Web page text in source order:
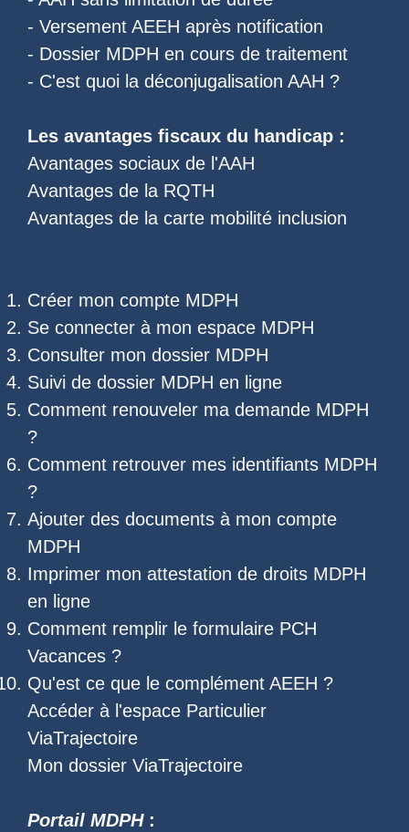
- Versement AEEH après notification
- Dossier MDPH en cours de traitement
- C'est quoi la déconjugalisation AAH ?
Les avantages fiscaux du handicap :
Avantages sociaux de l'AAH
Avantages de la RQTH
Avantages de la carte mobilité inclusion
Créer mon compte MDPH
Se connecter à mon espace MDPH
Consulter mon dossier MDPH
Suivi de dossier MDPH en ligne
Comment renouveler ma demande MDPH
?
Comment retrouver mes identifiants MDPH
?
Ajouter des documents à mon compte
MDPH
Imprimer mon attestation de droits MDPH
en ligne
Comment remplir le formulaire PCH
Vacances ?
Qu'est ce que le complément AEEH ?
Accéder à l'espace Particulier
ViaTrajectoire
Mon dossier ViaTrajectoire
Portail MDPH: